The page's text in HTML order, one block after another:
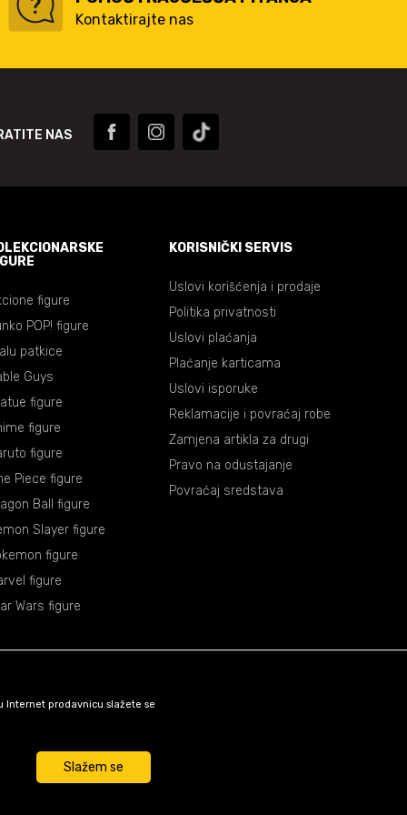
Kontaktirajte nas
NAS
figure
POP! figure
patkice
Guys
figure
figure
figure
Piece figure
Ball figure
Slayer figure
figure
figure
Wars figure
KORISNIČKI SERVIS
Uslovi korišćenja i prodaje
Politika privatnosti
Uslovi plaćanja
Plaćanje karticama
Uslovi isporuke
Reklamacije i povraćaj robe
Zamjena artikla za drugi
Pravo na odustajanje
Povraćaj sredstava
Internet prodavnicu slažete se
Slažem se